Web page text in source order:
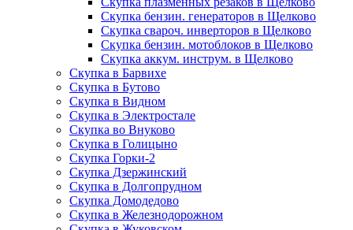
Скупка бензин. генераторов в Щелково
Скупка свароч. инверторов в Щелково
Скупка бензин. мотоблоков в Щелково
Скупка аккум. инструм. в Щелково
Скупка в Барвихе
Скупка в Бутово
Скупка в Видном
Скупка в Электростале
Скупка во Внуково
Скупка в Голицыно
Скупка Горки-2
Скупка Дзержинский
Скупка в Долгопрудном
Скупка Домодедово
Скупка в Железнодорожном